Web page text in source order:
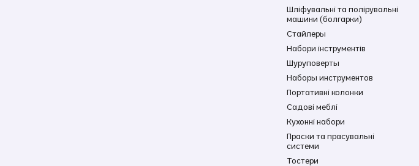
Шліфувальні та полірувальні
машини (болгарки)
Стайлеры
Набори інструментів
Шуруповерты
Наборы инструментов
Портативні колонки
Садові меблі
Кухонні набори
Праски та прасувальні
системи
Тостери